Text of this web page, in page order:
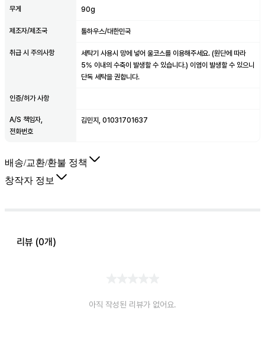
무게 90g
제조자/제조국 톨하우스/대한민국
취급 시 주의사항
세탁기 사용시 망에 넣어 울코스를 이용해주세요. (원단에 따라
5% 이내의 수축이 발생할 수 있습니다.) 이염이 발생할 수 있으니
단독 세탁을 권합니다.
인증/허가 사항
A/S 책임자,
전화번호
김민지, 01031701637
배송/교환/환불 정책
창작자 정보
리뷰 (0개)
아직 작성된 리뷰가 없어요.